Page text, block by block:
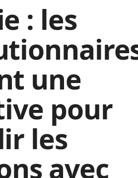
: les
une
pour
les
avec